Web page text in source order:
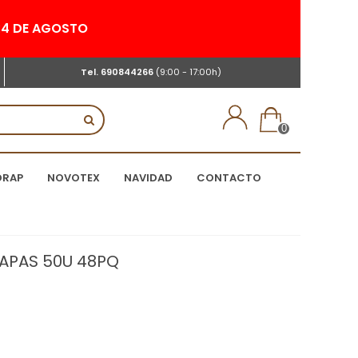
DE AGOSTO
Tel. 690844266 (9:00 - 17:00h)
0
NOVOTEX NAVIDAD CONTACTO
50U 48PQ